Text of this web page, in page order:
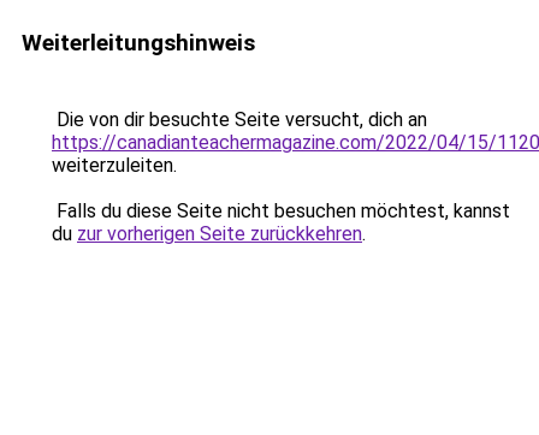
Weiterleitungshinweis
Die von dir besuchte Seite versucht, dich an
https://canadianteachermagazine.com/2022/04/15/
weiterzuleiten.
Falls du diese Seite nicht besuchen möchtest, kannst
du zur vorherigen Seite zurückkehren.